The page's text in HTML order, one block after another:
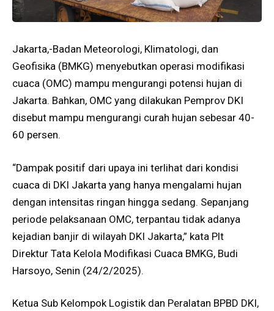
Jakarta,-Badan Meteorologi, Klimatologi, dan
Geofisika (BMKG) menyebutkan operasi modifikasi
cuaca (OMC) mampu mengurangi potensi hujan di
Jakarta. Bahkan, OMC yang dilakukan Pemprov DKI
disebut mampu mengurangi curah hujan sebesar 40-
60 persen.
“Dampak positif dari upaya ini terlihat dari kondisi
cuaca di DKI Jakarta yang hanya mengalami hujan
dengan intensitas ringan hingga sedang. Sepanjang
periode pelaksanaan OMC, terpantau tidak adanya
kejadian banjir di wilayah DKI Jakarta,” kata Plt
Direktur Tata Kelola Modifikasi Cuaca BMKG, Budi
Harsoyo, Senin (24/2/2025).
Ketua Sub Kelompok Logistik dan Peralatan BPBD DKI,